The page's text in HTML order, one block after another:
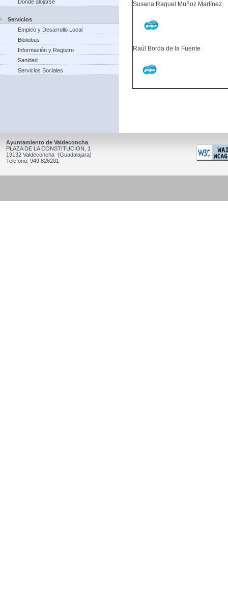
Dónde alojarse
Servicios
Empleo y Desarrollo Local
Bibliobus
Información y Registro
Sanidad
Servicios Sociales
Susana Raquel Muñoz Martínez
Raúl Borda de la Fuente
Ayuntamiento de Valdeconcha
PLAZA DE LA CONSTITUCION, 1
19132 Valdeconcha (Guadalajara)
Telefono: 949 826201